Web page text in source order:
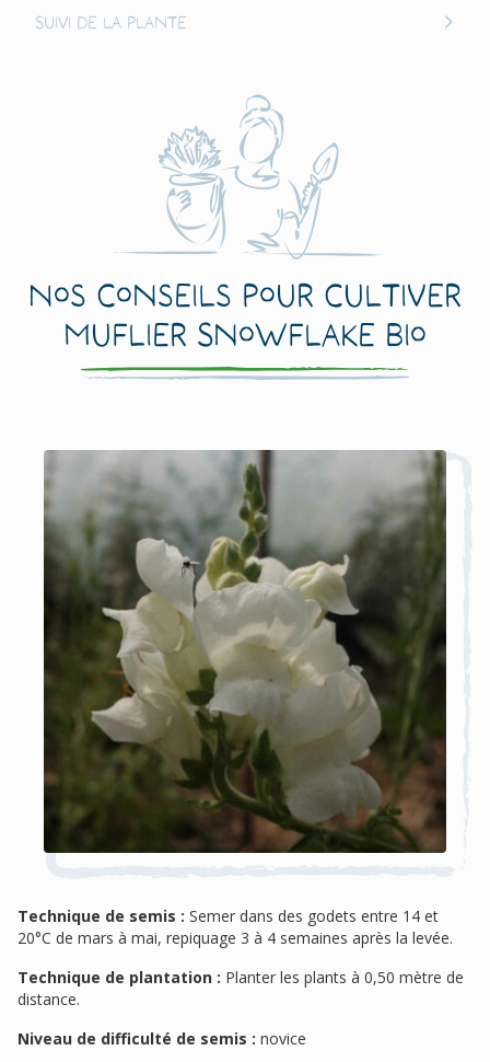
Suivi de la plante
Nos conseils pour cultiver
Muflier Snowflake Bio
Technique de semis : Semer dans des godets entre 14 et
20°C de mars à mai, repiquage 3 à 4 semaines après la levée.
Technique de plantation : Planter les plants à 0,50 mètre de
distance.
Niveau de difficulté de semis : novice